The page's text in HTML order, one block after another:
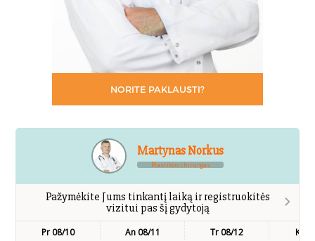
NORITE PAKLAUSTI?
Martynas Norkus
Plastikos chirurgas
Pažymėkite Jums tinkantį laiką ir registruokitės
vizitui pas šį gydytoją
Pr 08/10
An 08/11
Tr 08/12 Kt